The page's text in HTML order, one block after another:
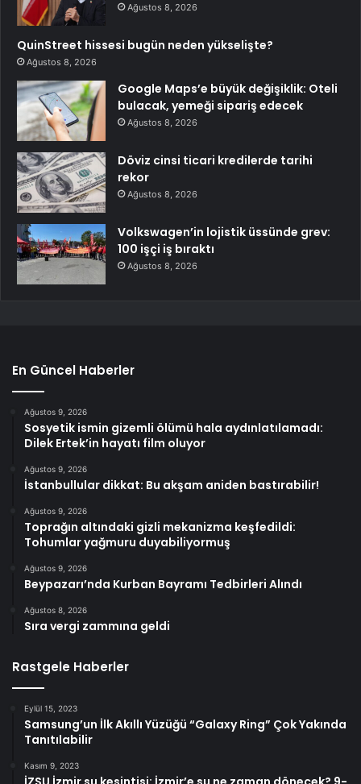
Ağustos 8, 2026
QuinStreet hissesi bugün neden yükselişte?
Ağustos 8, 2026
Google Maps’e büyük değişiklik: Oteli
bulacak, yemeği sipariş edecek
Ağustos 8, 2026
Döviz cinsi ticari kredilerde tarihi
rekor
Ağustos 8, 2026
Volkswagen’in lojistik üssünde grev:
100 işçi iş bıraktı
Ağustos 8, 2026
En Güncel Haberler
Ağustos 9, 2026
Sosyetik ismin gizemli ölümü hala aydınlatılamadı:
Dilek Ertek’in hayatı film oluyor
Ağustos 9, 2026
İstanbullular dikkat: Bu akşam aniden bastırabilir!
Ağustos 9, 2026
Toprağın altındaki gizli mekanizma keşfedildi:
Tohumlar yağmuru duyabiliyormuş
Ağustos 9, 2026
Beypazarı’nda Kurban Bayramı Tedbirleri Alındı
Ağustos 8, 2026
Sıra vergi zammına geldi
Rastgele Haberler
Eylül 15, 2023
Samsung’un İlk Akıllı Yüzüğü “Galaxy Ring” Çok Yakında
Tanıtılabilir
Kasım 9, 2023